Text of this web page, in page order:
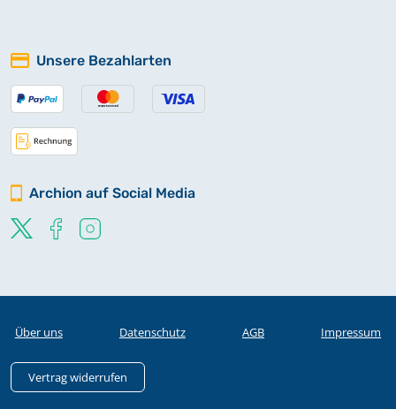
Unsere Bezahlarten
Archion auf Social Media
Über uns Datenschutz AGB Impressum
Vertrag widerrufen